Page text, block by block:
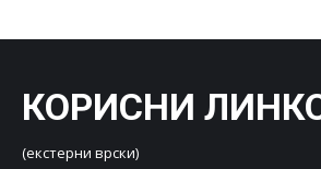
КОРИСНИ
(екстерни врски)